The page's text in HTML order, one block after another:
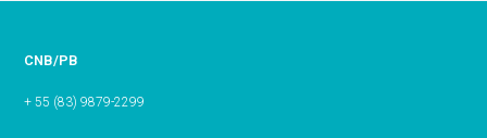
CNB/PB
+ 55 (83) 9879-2299